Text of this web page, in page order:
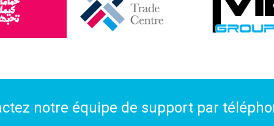
notre équipe de support par